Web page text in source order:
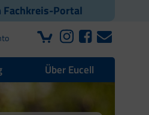
Fachkreis-Portal
Über Eucell